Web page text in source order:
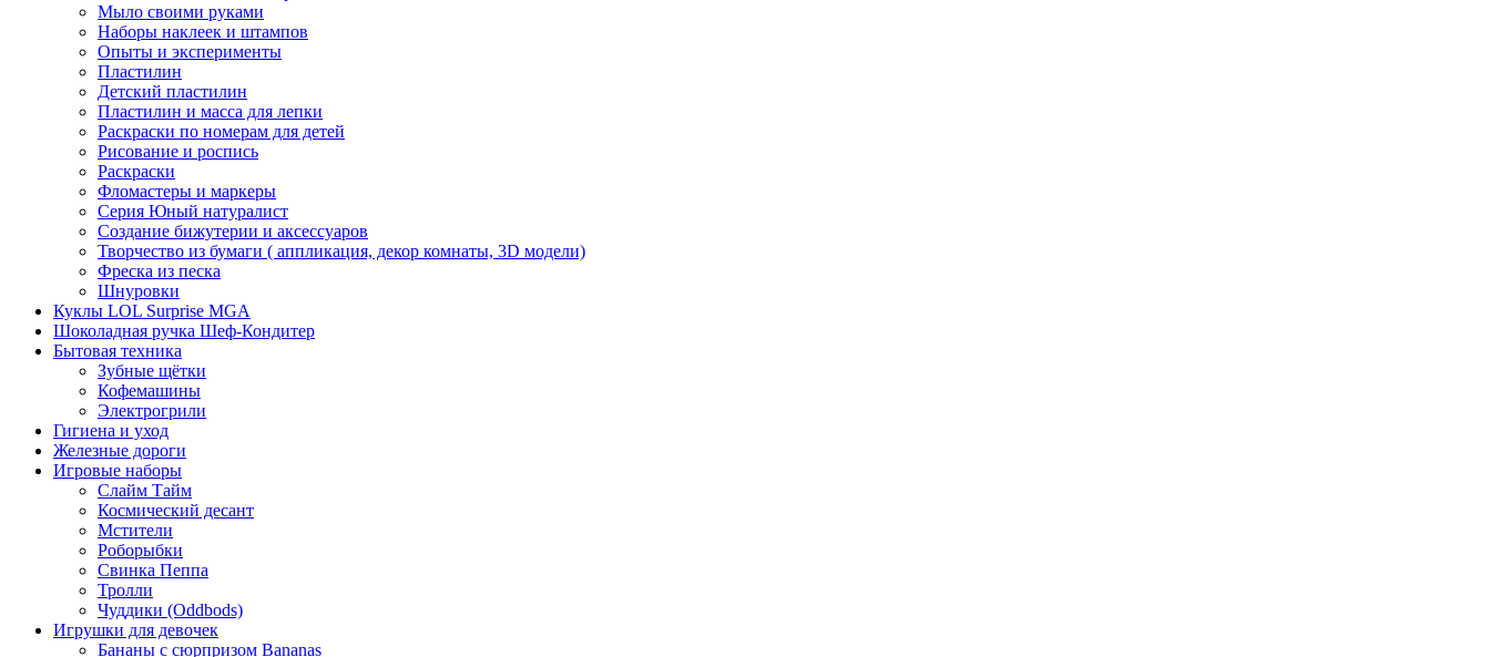
Мыло своими руками
Наборы наклеек и штампов
Опыты и эксперименты
Пластилин
Детский пластилин
Пластилин и масса для лепки
Раскраски по номерам для детей
Рисование и роспись
Раскраски
Фломастеры и маркеры
Серия Юный натуралист
Создание бижутерии и аксессуаров
Творчество из бумаги ( аппликация, декор комнаты, 3D модели)
Фреска из песка
Шнуровки
Куклы LOL Surprise MGA
Шоколадная ручка Шеф-Кондитер
Бытовая техника
Зубные щётки
Кофемашины
Электрогрили
Гигиена и уход
Железные дороги
Игровые наборы
Слайм Тайм
Космический десант
Мстители
Роборыбки
Свинка Пеппа
Тролли
Чуддики (Oddbods)
Игрушки для девочек
Бананы с сюрпризом Bananas